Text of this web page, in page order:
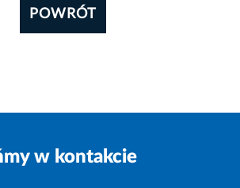
POWRÓT
w kontakcie